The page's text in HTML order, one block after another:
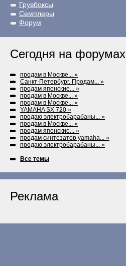
Грувбоксы
Семплеры
Форум
Сегодня на форумах
продам в Москве... »
Санкт-Петербург. Продам... »
продам японские... »
продам в Москве... »
продам в Москве... »
YAMAHA SX 720 »
продаю электробарабаны... »
продам в Москве... »
продам японские... »
продам синтезатор yamaha... »
продаю электробарабаны... »
Все темы
Реклама